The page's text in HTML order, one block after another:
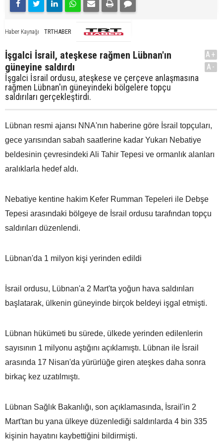
Haber Kaynağı TRTHABER
İşgalci İsrail, ateşkese rağmen Lübnan'ın
güneyine saldırdı
İşgalci İsrail ordusu, ateşkese ve çerçeve anlaşmasına
rağmen Lübnan'ın güneyindeki bölgelere topçu
saldırıları gerçekleştirdi.
A+
A-
Lübnan resmi ajansı NNA'nın haberine göre İsrail topçuları,
gece yarısından sabah saatlerine kadar Yukarı Nebatiye
beldesinin çevresindeki Ali Tahir Tepesi ve ormanlık alanları
aralıklarla hedef aldı.
Nebatiye kentine hakim Kefer Rumman Tepeleri ile Debşe
Tepesi arasındaki bölgeye de İsrail ordusu tarafından topçu
saldırıları düzenlendi.
Lübnan'da 1 milyon kişi yerinden edildi
İsrail ordusu, Lübnan'a 2 Mart'ta yoğun hava saldırıları
başlatarak, ülkenin güneyinde birçok beldeyi işgal etmişti.
Lübnan hükümeti bu sürede, ülkede yerinden edilenlerin
sayısının 1 milyonu aştığını açıklamıştı. Lübnan ile İsrail
arasında 17 Nisan'da yürürlüğe giren ateşkes daha sonra
birkaç kez uzatılmıştı.
Lübnan Sağlık Bakanlığı, son açıklamasında, İsrail'in 2
Mart'tan bu yana ülkeye düzenlediği saldırılarda 4 bin 335
kişinin hayatını kaybettiğini bildirmişti.